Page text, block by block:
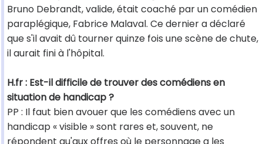
Bruno Debrandt, valide, était coaché par un comédien
paraplégique, Fabrice Malaval. Ce dernier a déclaré
que s'il avait dû tourner quinze fois une scène de chute,
il aurait fini à l'hôpital.
H.fr : Est-il difficile de trouver des comédiens en
situation de handicap ?
PP : Il faut bien avouer que les comédiens avec un
handicap « visible » sont rares et, souvent, ne